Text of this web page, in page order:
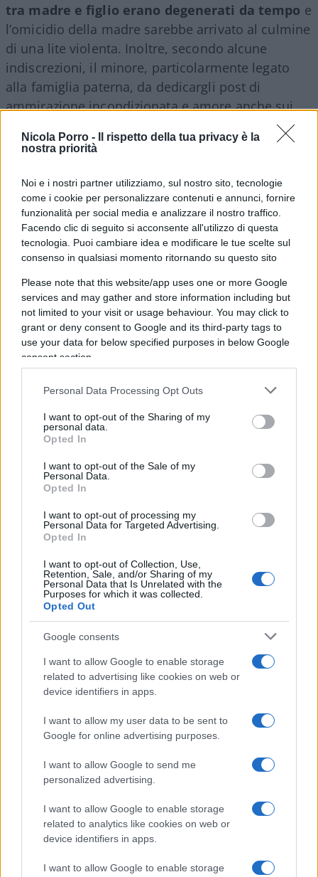
Nicola Porro -
Il rispetto della tua privacy è la
nostra priorità
Noi e i nostri partner utilizziamo, sul nostro sito, tecnologie
come i cookie per personalizzare contenuti e annunci, fornire
funzionalità per social media e analizzare il nostro traffico.
Facendo clic di seguito si acconsente all'utilizzo di questa
tecnologia. Puoi cambiare idea e modificare le tue scelte sul
consenso in qualsiasi momento ritornando su questo sito
Please note that this website/app uses one or more Google
services and may gather and store information including but
not limited to your visit or usage behaviour. You may click to
grant or deny consent to Google and its third-party tags to
use your data for below specified purposes in below Google
consent section.
Personal Data Processing Opt Outs
I want to opt-out of the Sharing of my
personal data.
Opted In
I want to opt-out of the Sale of my
Personal Data.
Opted In
I want to opt-out of processing my
Personal Data for Targeted Advertising.
Opted In
I want to opt-out of Collection, Use,
Retention, Sale, and/or Sharing of my
Personal Data that Is Unrelated with the
Purposes for which it was collected.
Opted Out
Google consents
I want to allow Google to enable storage
related to advertising like cookies on web or
device identifiers in apps.
I want to allow my user data to be sent to
Google for online advertising purposes.
I want to allow Google to send me
personalized advertising.
I want to allow Google to enable storage
related to analytics like cookies on web or
device identifiers in apps.
I want to allow Google to enable storage
tra madre e figlio erano degenerati da tempo e
l’omicidio della madre sarebbe arrivato al culmine
di una lite violenta. Inoltre, secondo alcune
indiscrezioni, il minore, particolarmente legato
alla famiglia paterna, da dedicargli post di
ammirazione incondizionata e amore anche sui
social, temeva che la madre lo volesse allontanare
da padre e dal nonno paterno.
Clicca sulla foto: iscriviti al canale WhatsApp
affinché non seguisse le sue orme, minacciando
addirittura un trasferimento. Sarebbe stato
proprio questo il movente secondo l’accusa. Il
ragazzo era stato fermato a poco più di 36 ore
inchiodarlo, anche dei vestiti sporchi di sangue e
qualche parziale ammissione.Una donna che
viveva nella paura
parole dette all’epoca dall’avvocato della famiglia,
Salvatore Cannata: “Valentina Giunta viveva da
anni nella paura che qualcosa di grave le sarebbe
potuto accadere”. Valentina aveva paura nella sua
era trasferita insieme al padre in un’altra
abitazione presa in locazione”, aveva spiegato
l’avvocato.
A detta del penalista erano stati diversi gli episodi
di violenza ai danni della giovane mamma e della
sua famiglia registrati nell’ultimo anno. Episodi
che vedevano come protagonisti attivi la famiglia